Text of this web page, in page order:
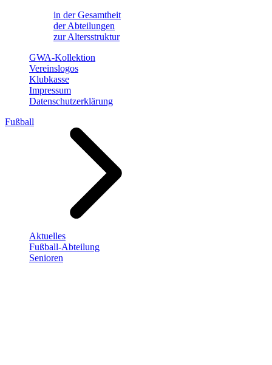
in der Gesamtheit
der Abteilungen
zur Altersstruktur
GWA-Kollektion
Vereinslogos
Klubkasse
Impressum
Datenschutzerklärung
Fußball
Aktuelles
Fußball-Abteilung
Senioren